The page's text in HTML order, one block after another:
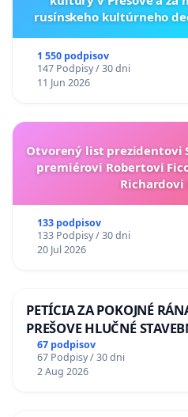
rusínskeho kultúrneho
1 550 podpisov
147 Podpisy / 30 dni
11 Jun 2026
Otvorený list prezidentovi
premiérovi Robertovi
Richardovi
133 podpisov
133 Podpisy / 30 dni
20 Jul 2026
PETÍCIA ZA POKOJNÉ
PREŠOVE HLUČNÉ
LEN OD 9.00 DO 13.00
TÝŽDEŇ CIEĽ 8.00 – 18.00
KONTROLA STAVBY C-
67 podpisov
67 Podpisy / 30 dni
2 Aug 2026